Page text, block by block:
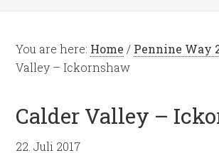
You are here: Home / Pennine Way
Valley – Ickornshaw
Calder Valley –
22. Juli 2017